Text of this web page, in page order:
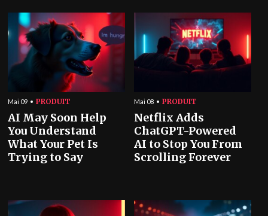
Mai 09 PRODUIT
AI May Soon Help
You Understand
What Your Pet Is
Trying to Say
Mai 08 PRODUIT
Netflix Adds
ChatGPT-Powered
AI to Stop You From
Scrolling Forever